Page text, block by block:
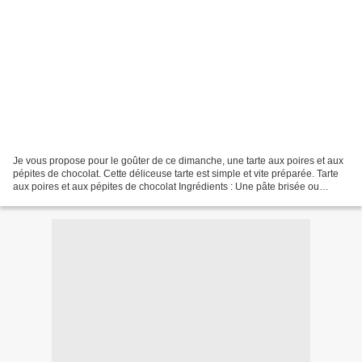
Je vous propose pour le goûter de ce dimanche, une tarte aux poires et aux
pépites de chocolat. Cette déliceuse tarte est simple et vite préparée. Tarte
aux poires et aux pépites de chocolat Ingrédients : Une pâte brisée ou